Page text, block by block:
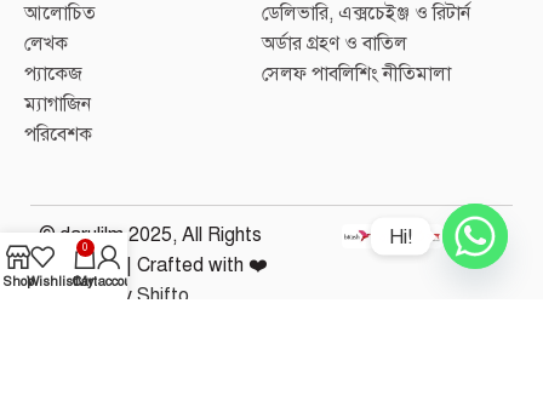
আলোচিত
লেখক
প্যাকেজ
ম্যাগাজিন
পরিবেশক
ডেলিভারি, এক্সচেইঞ্জ ও রিটার্ন
অর্ডার গ্রহণ ও বাতিল
সেলফ পাবলিশিং নীতিমালা
© darulilm 2025, All Rights
Reserved. | Crafted with ❤️
byShifto
ShopWishlist
0
Cart
My account
Hi!